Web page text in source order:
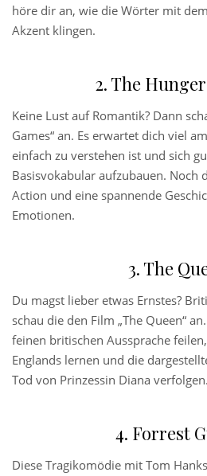
höre dir an, wie die Wörter mit
Akzent klingen.
2. The
Keine Lust auf Romantik? Dann
Games“ an. Es erwartet dich viel
einfach zu verstehen ist und sich
Basisvokabular aufzubauen. Noch
Action und eine spannende
Emotionen.
3. The
Du magst lieber etwas Ernstes?
schau die den Film „The Queen“
feinen britischen Aussprache
Englands lernen und die
Tod von Prinzessin Diana verfolgen.
4. Forrest
Diese Tragikomödie mit Tom